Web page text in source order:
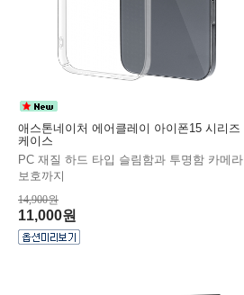
애스톤네이처 에어클레이 아이폰15 시리즈
케이스
PC 재질 하드 타입 슬림함과 투명함 카메라
보호까지
14,900원
11,000원